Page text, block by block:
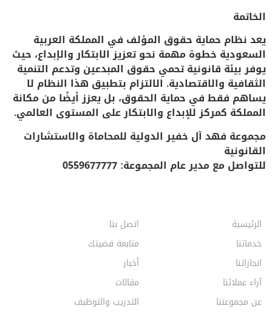
الخاتمة
يعدنظام حماية حقوق المؤلف في المملكة العربية
السعودية خطوة مهمة نحو تعزيز الابتكار والإبداع، حيث
يوفر بيئة قانونية تحمي حقوق المبدعين وتدعم التنمية
الثقافية والاقتصادية. الالتزام بتطبيق هذا النظام لا
يساهم فقط في حماية الحقوق، بل يعزز أيضًا من مكانة
المملكة كمركز للإبداع والابتكار على المستوى العالمي.
مجموعة فهد آل خفير الدولية للمحاماة والاستشارات
القانونية
للتواصل مع مدير عام المجموعة: 0559677777
الرئيسية
خدماتنا
انجازاتنا
آراء عملائنا
عن مجموعتنا
اتصل بنا
متابعة قضيتك
أخبار
مقالات
التدريب والتوظيف